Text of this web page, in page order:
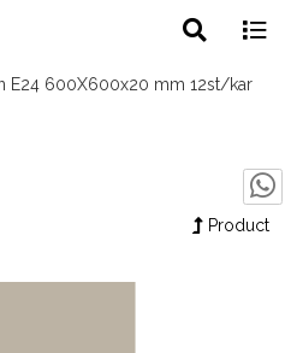
search
E24 600X600x20 mm 12st/kar
Product